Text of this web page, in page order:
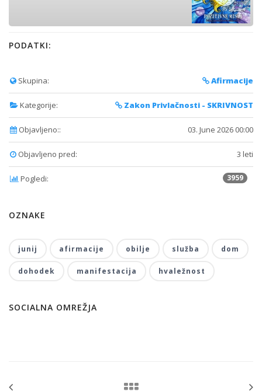
PODATKI:
Skupina: Afirmacije
Kategorije: Zakon Privlačnosti - SKRIVNOST
Objavljeno:: 03. June 2026 00:00
Objavljeno pred: 3 leti
Pogledi: 3959
OZNAKE
junij afirmacije obilje služba dom
dohodek manifestacija hvaležnost
SOCIALNA OMREŽJA